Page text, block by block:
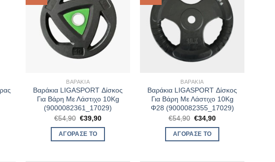
ΒΑΡΆΚΙΑ
Βαράκια LIGASPORT Δίσκος
Για Βάρη Με Λάστιχο 10Kg
(9000082361_17029)
€54,90 Original
was:
€54,90.
€39,90Η
ΑΓΌΡΑΣΈ ΤΟ
ΒΑΡΆΚΙΑ
Βαράκια LIGASPORT Δίσκος
Για Βάρη Με Λάστιχο 10Kg
Φ28 (9000082355_17029)
€54,90 Original
was:
€54,90.
€34,90Η
ΑΓΌΡΑΣΈ ΤΟ